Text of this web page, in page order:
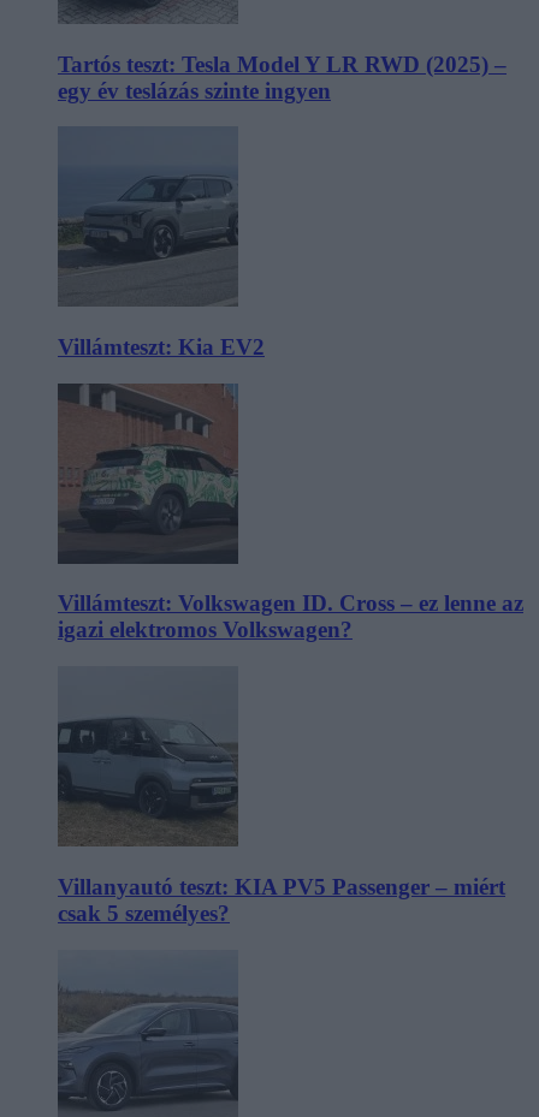
Tartós teszt: Tesla Model Y LR RWD (2025) –
egy év teslázás szinte ingyen
Villámteszt: Kia EV2
Villámteszt: Volkswagen ID. Cross – ez lenne az
igazi elektromos Volkswagen?
Villanyautó teszt: KIA PV5 Passenger – miért
csak 5 személyes?